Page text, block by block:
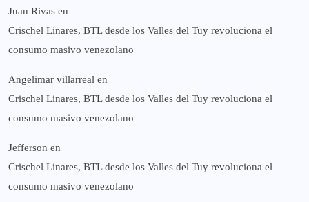
Juan Rivas en
Crischel Linares, BTL desde los Valles del Tuy revoluciona el
consumo masivo venezolano
Angelimar villarreal en
Crischel Linares, BTL desde los Valles del Tuy revoluciona el
consumo masivo venezolano
Jefferson en
Crischel Linares, BTL desde los Valles del Tuy revoluciona el
consumo masivo venezolano